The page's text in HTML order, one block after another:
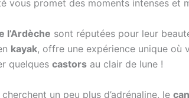
vous promet des moments intenses et
l’Ardèche sont réputées pour leur
kayak, offre une expérience unique où
quelques castors au clair de lune !
un peu plus d’adrénaline, le